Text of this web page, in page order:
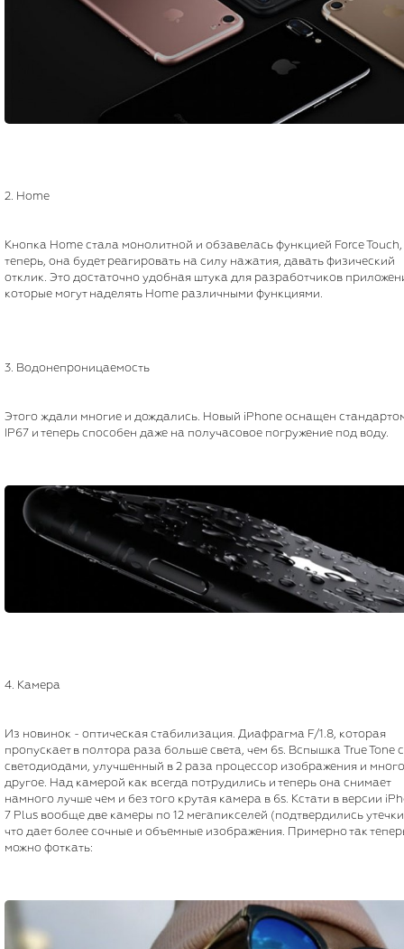
2. Home
Кнопка Home стала монолитной и обзавелась функцией Force Touch,
теперь, она будет реагировать на силу нажатия, давать физический
отклик. Это достаточно удобная штука для разработчиков
которые могут наделять Home различными функциями.
3. Водонепроницаемость
Этого ждали многие и дождались. Новый iPhone оснащен
IP67 и теперь способен даже на получасовое погружение под воду.
4. Камера
Из новинок - оптическая стабилизация. Диафрагма F/1.8, которая
пропускает в полтора раза больше света, чем 6s. Вспышка True Tone
светодиодами, улучшенный в 2 раза процессор изображения и
другое. Над камерой как всегда потрудились и теперь она снимает
намного лучше чем и без того крутая камера в 6s. Кстати в версии
7 Plus вообще две камеры по 12 мегапикселей (подтвердились
что дает более сочные и объемные изображения. Примерно так
можно фоткать: